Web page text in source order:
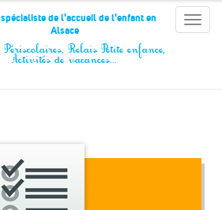
Toggle
de l'accueil de l'enfant en
Alsace
Périscolaires, Relais Petite enfance,
Activités de vacances…